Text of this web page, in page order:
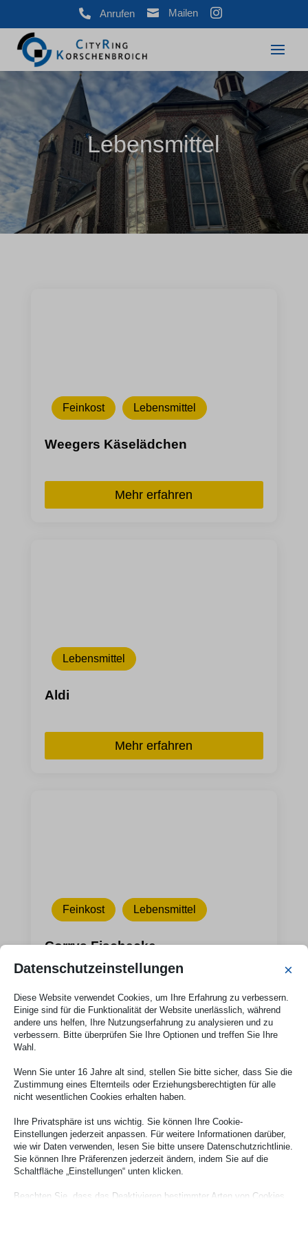
 Anrufen  Mailen 
Lebensmittel
Feinkost Lebensmittel
Weegers Käselädchen
Mehr erfahren
Lebensmittel
Aldi
Mehr erfahren
Feinkost Lebensmittel
Corrys Fischecke
Mehr erfahren
Datenschutzeinstellungen ×
Diese Website verwendet Cookies, um Ihre Erfahrung zu verbessern.
Einige sind für die Funktionalität der Website unerlässlich, während
andere uns helfen, Ihre Nutzungserfahrung zu analysieren und zu
verbessern. Bitte überprüfen Sie Ihre Optionen und treffen Sie Ihre
Wahl.
Wenn Sie unter 16 Jahre alt sind, stellen Sie bitte sicher, dass Sie die
Zustimmung eines Elternteils oder Erziehungsberechtigten für alle
nicht wesentlichen Cookies erhalten haben.
Ihre Privatsphäre ist uns wichtig. Sie können Ihre Cookie-
Einstellungen jederzeit anpassen. Für weitere Informationen darüber,
wie wir Daten verwenden, lesen Sie bitte unsere Datenschutzrichtlinie.
Sie können Ihre Präferenzen jederzeit ändern, indem Sie auf die
Schaltfläche „Einstellungen“ unten klicken.
Beachten Sie, dass das Deaktivieren bestimmter Arten von Cookies